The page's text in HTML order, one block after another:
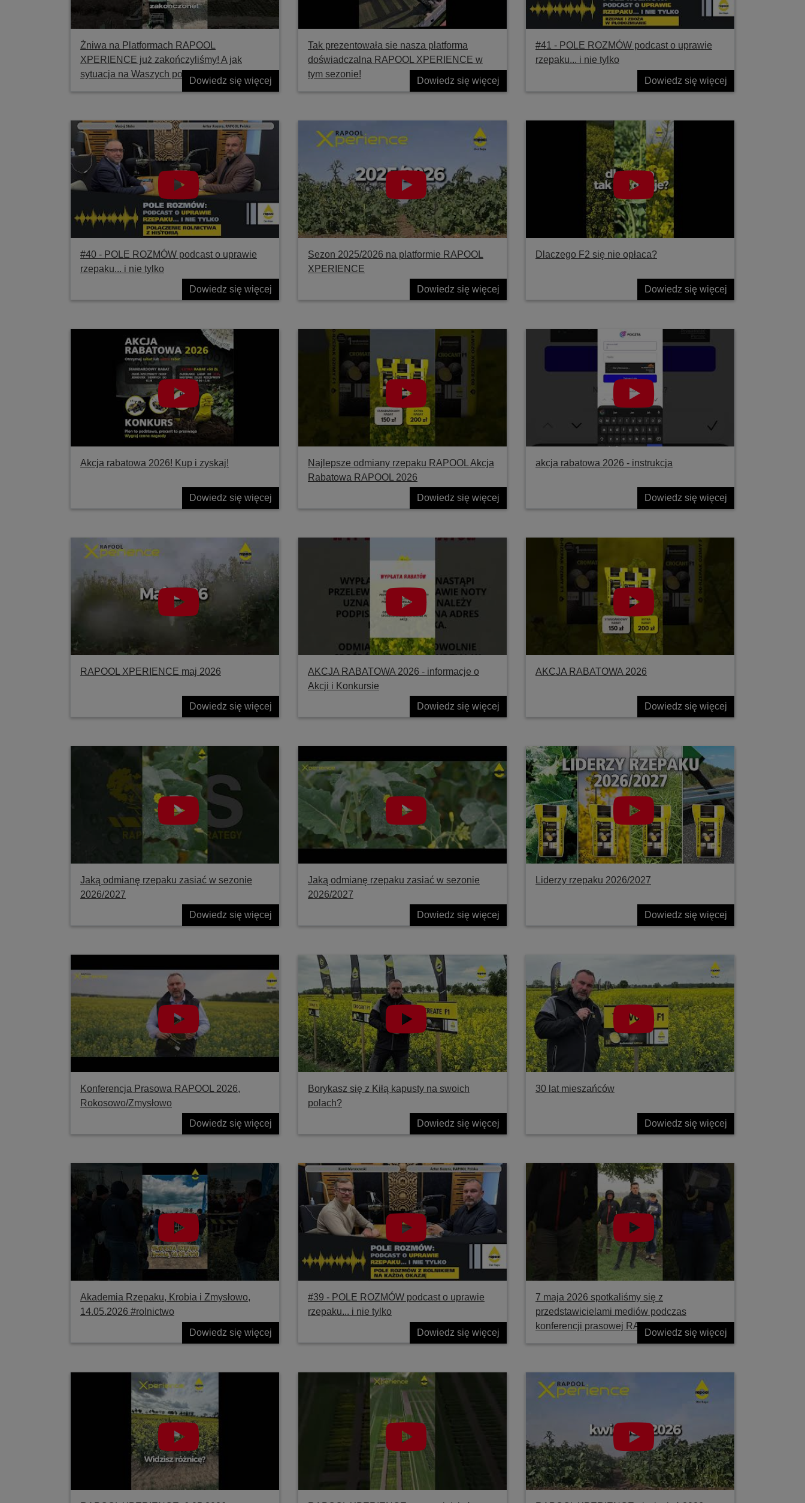
Żniwa na Platformach RAPOOL
XPERIENCE już zakończyliśmy! A jak
sytuacja na Waszych polach?
Dowiedz się więcej
Tak prezentowała sie nasza platforma
doświadczalna RAPOOL XPERIENCE w
tym sezonie!
Dowiedz się więcej
#41 ‐ POLE ROZMÓW podcast o uprawie
rzepaku... i nie tylko
Dowiedz się więcej
#40 ‐ POLE ROZMÓW podcast o uprawie
rzepaku... i nie tylko
Dowiedz się więcej
Sezon 2025/2026 na platformie RAPOOL
XPERIENCE
Dowiedz się więcej
Dlaczego F2 się nie opłaca?
Dowiedz się więcej
Akcja rabatowa 2026! Kup i zyskaj!
Dowiedz się więcej
Najlepsze odmiany rzepaku RAPOOL Akcja
Rabatowa RAPOOL 2026
Dowiedz się więcej
akcja rabatowa 2026 - instrukcja
Dowiedz się więcej
RAPOOL XPERIENCE maj 2026
Dowiedz się więcej
AKCJA RABATOWA 2026 - informacje o
Akcji i Konkursie
Dowiedz się więcej
AKCJA RABATOWA 2026
Dowiedz się więcej
Jaką odmianę rzepaku zasiać w sezonie
2026/2027
Dowiedz się więcej
Jaką odmianę rzepaku zasiać w sezonie
2026/2027
Dowiedz się więcej
Liderzy rzepaku 2026/2027
Dowiedz się więcej
Konferencja Prasowa RAPOOL 2026,
Rokosowo/Zmysłowo
Dowiedz się więcej
Borykasz się z Kiłą kapusty na swoich
polach?
Dowiedz się więcej
30 lat mieszańców
Dowiedz się więcej
Akademia Rzepaku, Krobia i Zmysłowo,
14.05.2026 #rolnictwo
Dowiedz się więcej
#39 ‐ POLE ROZMÓW podcast o uprawie
rzepaku... i nie tylko
Dowiedz się więcej
7 maja 2026 spotkaliśmy się z
przedstawicielami mediów podczas
konferencji prasowej RAPOOL
Dowiedz się więcej